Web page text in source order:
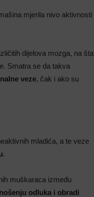
mjerila nivo aktivnosti
dijelova mozga, na šta
Smatra se da takva
veze, čak i ako su
mladića, a te veze
.
muškaraca između
odluka i obradi